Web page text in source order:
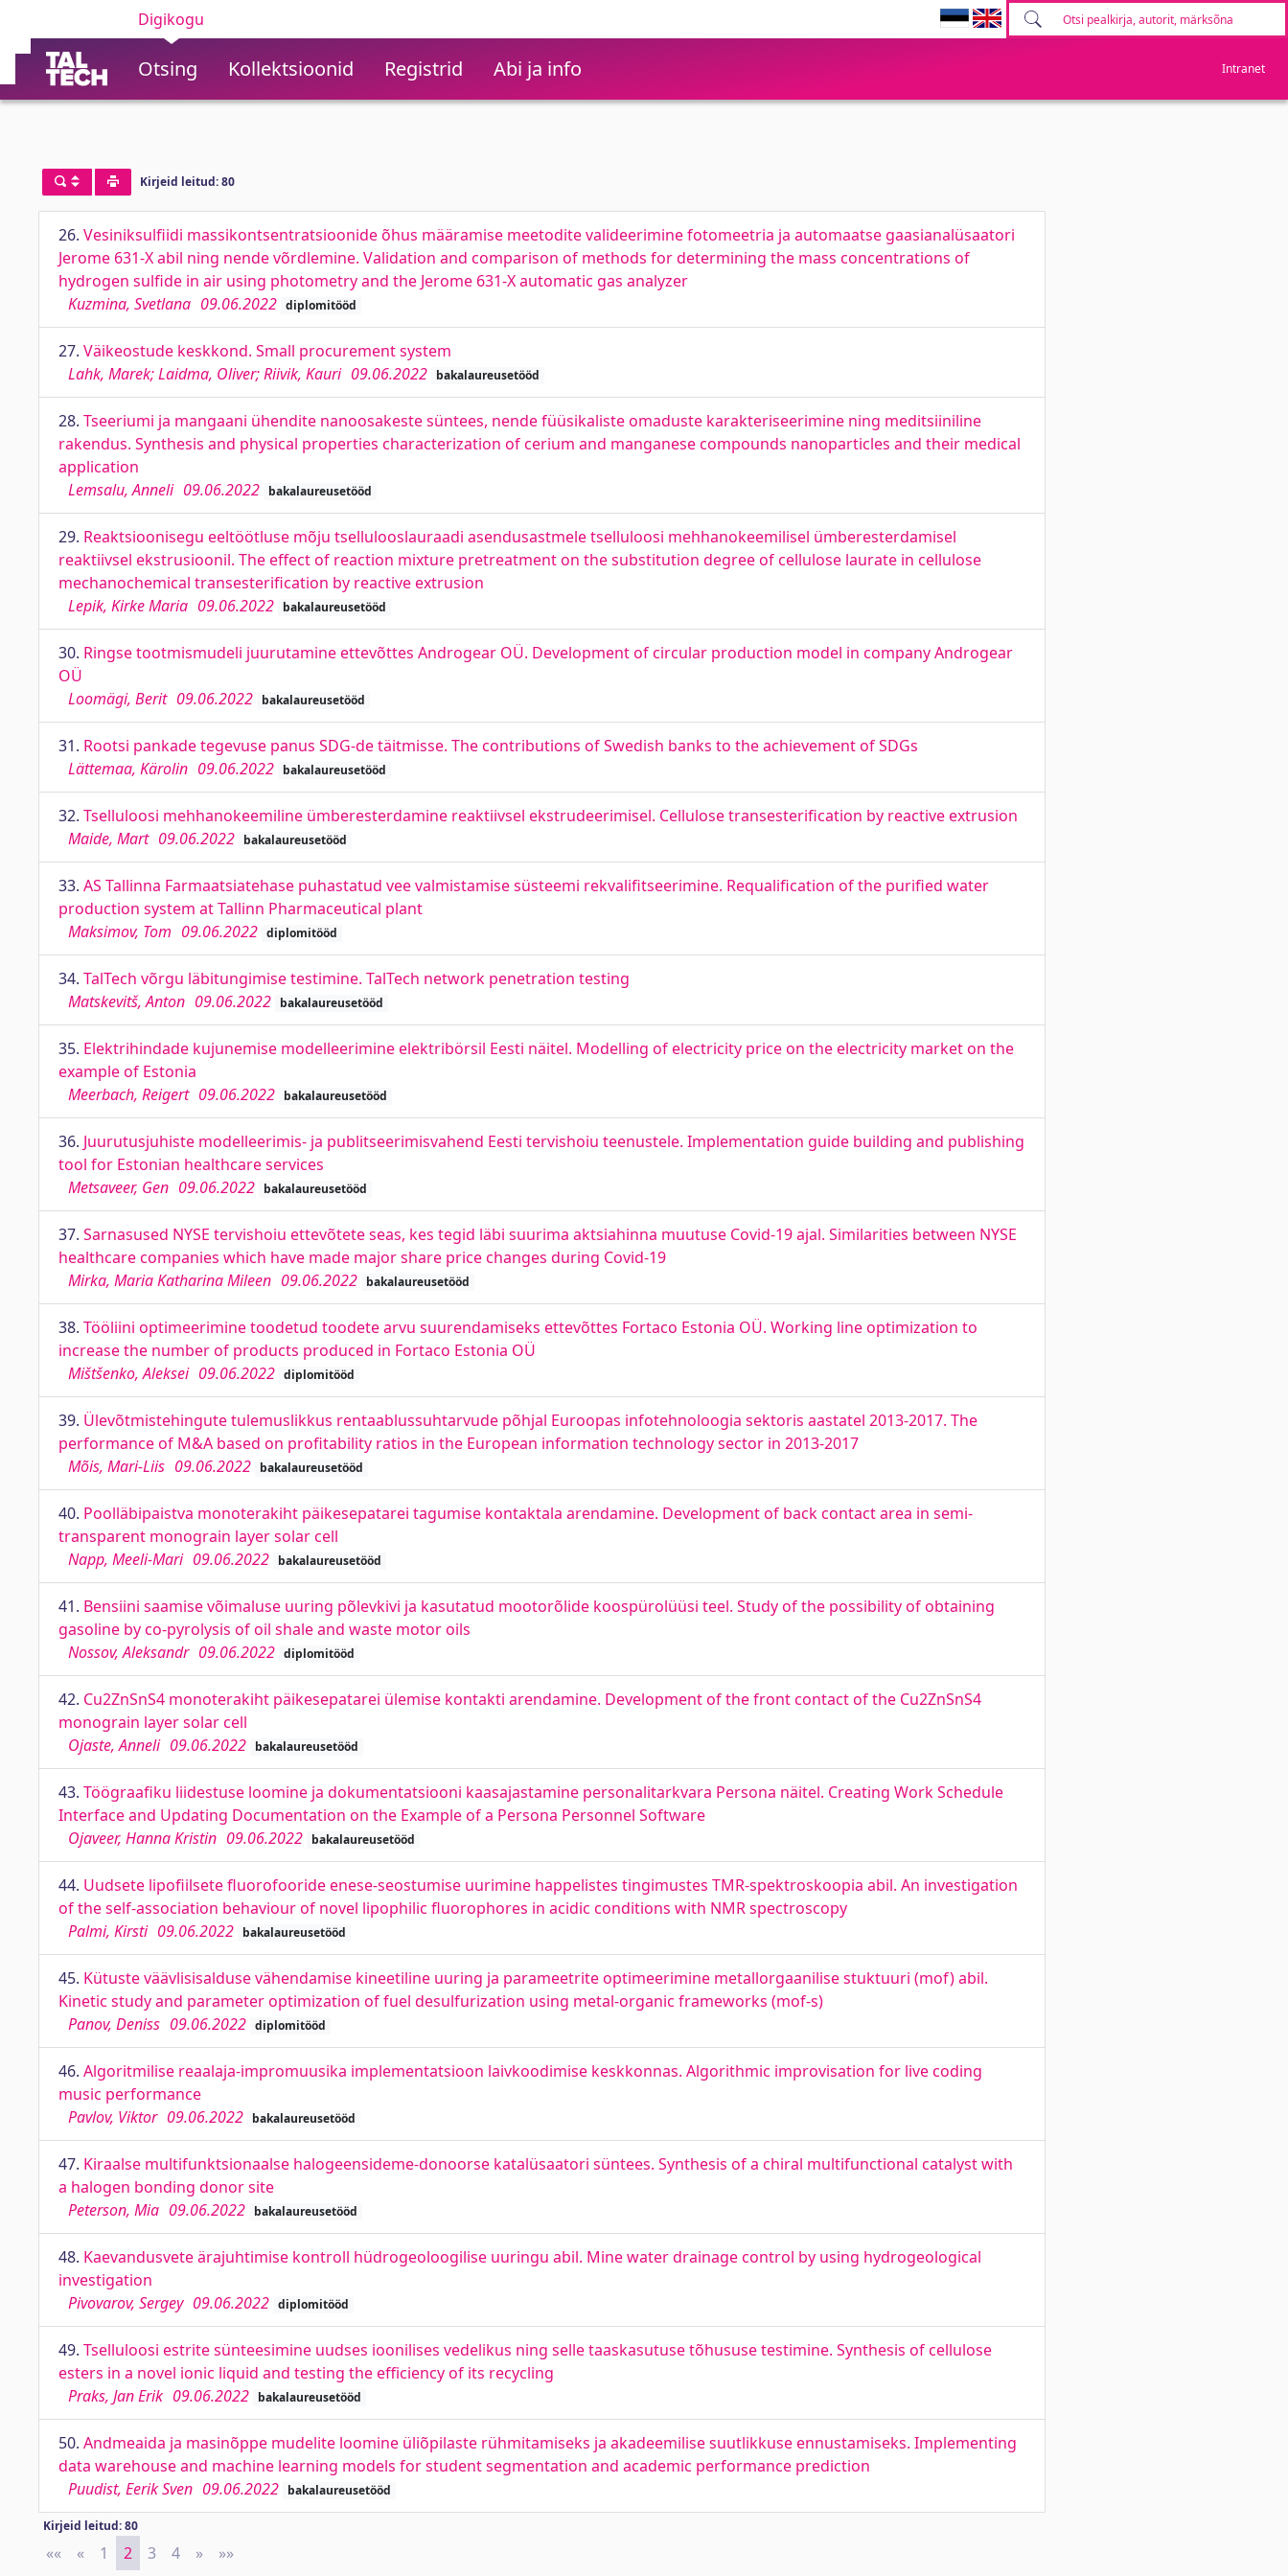
Digikogu
Otsing Kollektsioonid Registrid Abi ja info Intranet
Kirjeid leitud: 80
26. Vesiniksulfiidi massikontsentratsioonide õhus määramise meetodite valideerimine fotomeetria ja automaatse gaasianalüsaatori
Jerome 631-X abil ning nende võrdlemine. Validation and comparison of methods for determining the mass concentrations of
hydrogen sulfide in air using photometry and the Jerome 631-X automatic gas analyzer
Kuzmina, Svetlana 09.06.2022 diplomitööd
27. Väikeostude keskkond. Small procurement system
Lahk, Marek; Laidma, Oliver; Riivik, Kauri 09.06.2022 bakalaureusetööd
28. Tseeriumi ja mangaani ühendite nanoosakeste süntees, nende füüsikaliste omaduste karakteriseerimine ning meditsiiniline
rakendus. Synthesis and physical properties characterization of cerium and manganese compounds nanoparticles and their medical
application
Lemsalu, Anneli 09.06.2022 bakalaureusetööd
29. Reaktsioonisegu eeltöötluse mõju tsellulooslauraadi asendusastmele tselluloosi mehhanokeemilisel ümberesterdamisel
reaktiivsel ekstrusioonil. The effect of reaction mixture pretreatment on the substitution degree of cellulose laurate in cellulose
mechanochemical transesterification by reactive extrusion
Lepik, Kirke Maria 09.06.2022 bakalaureusetööd
30. Ringse tootmismudeli juurutamine ettevõttes Androgear OÜ. Development of circular production model in company Androgear
OÜ
Loomägi, Berit 09.06.2022 bakalaureusetööd
31. Rootsi pankade tegevuse panus SDG-de täitmisse. The contributions of Swedish banks to the achievement of SDGs
Lättemaa, Kärolin 09.06.2022 bakalaureusetööd
32. Tselluloosi mehhanokeemiline ümberesterdamine reaktiivsel ekstrudeerimisel. Cellulose transesterification by reactive extrusion
Maide, Mart 09.06.2022 bakalaureusetööd
33. AS Tallinna Farmaatsiatehase puhastatud vee valmistamise süsteemi rekvalifitseerimine. Requalification of the purified water
production system at Tallinn Pharmaceutical plant
Maksimov, Tom 09.06.2022 diplomitööd
34. TalTech võrgu läbitungimise testimine. TalTech network penetration testing
Matskevitš, Anton 09.06.2022 bakalaureusetööd
35. Elektrihindade kujunemise modelleerimine elektribörsil Eesti näitel. Modelling of electricity price on the electricity market on the
example of Estonia
Meerbach, Reigert 09.06.2022 bakalaureusetööd
36. Juurutusjuhiste modelleerimis- ja publitseerimisvahend Eesti tervishoiu teenustele. Implementation guide building and publishing
tool for Estonian healthcare services
Metsaveer, Gen 09.06.2022 bakalaureusetööd
37. Sarnasused NYSE tervishoiu ettevõtete seas, kes tegid läbi suurima aktsiahinna muutuse Covid-19 ajal. Similarities between NYSE
healthcare companies which have made major share price changes during Covid-19
Mirka, Maria Katharina Mileen 09.06.2022 bakalaureusetööd
38. Tööliini optimeerimine toodetud toodete arvu suurendamiseks ettevõttes Fortaco Estonia OÜ. Working line optimization to
increase the number of products produced in Fortaco Estonia OÜ
Mištšenko, Aleksei 09.06.2022 diplomitööd
39. Ülevõtmistehingute tulemuslikkus rentaablussuhtarvude põhjal Euroopas infotehnoloogia sektoris aastatel 2013-2017. The
performance of M&A based on profitability ratios in the European information technology sector in 2013-2017
Mõis, Mari-Liis 09.06.2022 bakalaureusetööd
40. Poolläbipaistva monoterakiht päikesepatarei tagumise kontaktala arendamine. Development of back contact area in semi-
transparent monograin layer solar cell
Napp, Meeli-Mari 09.06.2022 bakalaureusetööd
41. Bensiini saamise võimaluse uuring põlevkivi ja kasutatud mootorõlide koospürolüüsi teel. Study of the possibility of obtaining
gasoline by co-pyrolysis of oil shale and waste motor oils
Nossov, Aleksandr 09.06.2022 diplomitööd
42. Cu2ZnSnS4 monoterakiht päikesepatarei ülemise kontakti arendamine. Development of the front contact of the Cu2ZnSnS4
monograin layer solar cell
Ojaste, Anneli 09.06.2022 bakalaureusetööd
43. Töögraafiku liidestuse loomine ja dokumentatsiooni kaasajastamine personalitarkvara Persona näitel. Creating Work Schedule
Interface and Updating Documentation on the Example of a Persona Personnel Software
Ojaveer, Hanna Kristin 09.06.2022 bakalaureusetööd
44. Uudsete lipofiilsete fluorofooride enese-seostumise uurimine happelistes tingimustes TMR-spektroskoopia abil. An investigation
of the self-association behaviour of novel lipophilic fluorophores in acidic conditions with NMR spectroscopy
Palmi, Kirsti 09.06.2022 bakalaureusetööd
45. Kütuste väävlisisalduse vähendamise kineetiline uuring ja parameetrite optimeerimine metallorgaanilise stuktuuri (mof) abil.
Kinetic study and parameter optimization of fuel desulfurization using metal-organic frameworks (mof-s)
Panov, Deniss 09.06.2022 diplomitööd
46. Algoritmilise reaalaja-impromuusika implementatsioon laivkoodimise keskkonnas. Algorithmic improvisation for live coding
music performance
Pavlov, Viktor 09.06.2022 bakalaureusetööd
47. Kiraalse multifunktsionaalse halogeensideme-donoorse katalüsaatori süntees. Synthesis of a chiral multifunctional catalyst with
a halogen bonding donor site
Peterson, Mia 09.06.2022 bakalaureusetööd
48. Kaevandusvete ärajuhtimise kontroll hüdrogeoloogilise uuringu abil. Mine water drainage control by using hydrogeological
investigation
Pivovarov, Sergey 09.06.2022 diplomitööd
49. Tselluloosi estrite sünteesimine uudses ioonilises vedelikus ning selle taaskasutuse tõhususe testimine. Synthesis of cellulose
esters in a novel ionic liquid and testing the efficiency of its recycling
Praks, Jan Erik 09.06.2022 bakalaureusetööd
50. Andmeaida ja masinõppe mudelite loomine üliõpilaste rühmitamiseks ja akadeemilise suutlikkuse ennustamiseks. Implementing
data warehouse and machine learning models for student segmentation and academic performance prediction
Puudist, Eerik Sven 09.06.2022 bakalaureusetööd
Kirjeid leitud: 80
«« First
« Previous
1 2 3 4 » Next
»»